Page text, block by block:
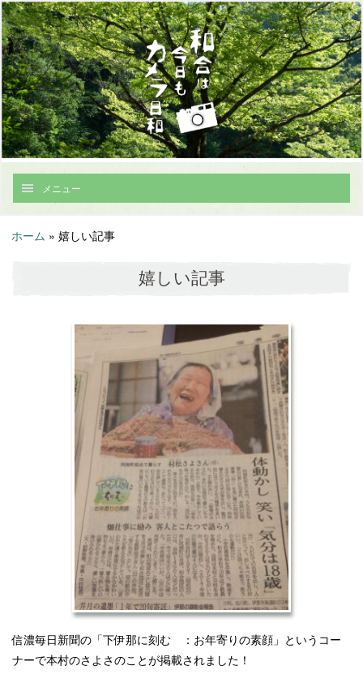
メニュー
ホーム » 嬉しい記事
嬉しい記事
信濃毎日新聞の「下伊那に刻む ：お年寄りの素顔」というコー
ナーで本村のさよさのことが掲載されました！